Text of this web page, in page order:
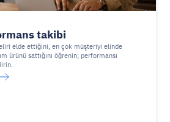
takibi
elde ettiğini, en çok müşteriyi elinde
ürünü sattığını öğrenin; performansı